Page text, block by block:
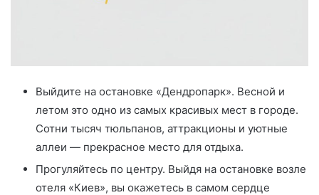
Выйдите на остановке «Дендропарк». Весной и
летом это одно из самых красивых мест в городе.
Сотни тысяч тюльпанов, аттракционы и уютные
аллеи — прекрасное место для отдыха.
Прогуляйтесь по центру. Выйдя на остановке возле
отеля «Киев», вы окажетесь в самом сердце